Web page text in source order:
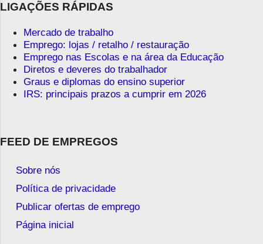
LIGAÇÕES RÁPIDAS
Mercado de trabalho
Emprego: lojas / retalho / restauração
Emprego nas Escolas e na área da Educação
Diretos e deveres do trabalhador
Graus e diplomas do ensino superior
IRS: principais prazos a cumprir em 2026
FEED DE EMPREGOS
Sobre nós
Política de privacidade
Publicar ofertas de emprego
Página inicial